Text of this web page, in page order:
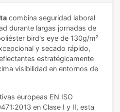
combina seguridad laboral
durante largas jornadas de
bird's eye de 130g/m²
y secado rápido,
estratégicamente
visibilidad en entornos de
europeas EN ISO
en Clase I y II, esta